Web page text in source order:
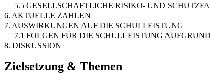
5.5 GESELLSCHAFTLICHE RISIKO- UND
6. AKTUELLE ZAHLEN
7. AUSWIRKUNGEN AUF DIE SCHULLEISTUNG
7.1 FOLGEN FÜR DIE SCHULLEISTUNG
8. DISKUSSION
Zielsetzung & Themen